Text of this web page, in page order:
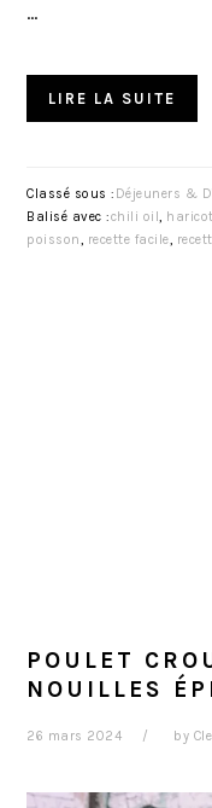
…
LIRE LA SUITE
Classé sous : Déjeuners &
Balisé avec :chili oil,
poisson, recette facile,
POULET
NOUILLES
26 mars 2024 by